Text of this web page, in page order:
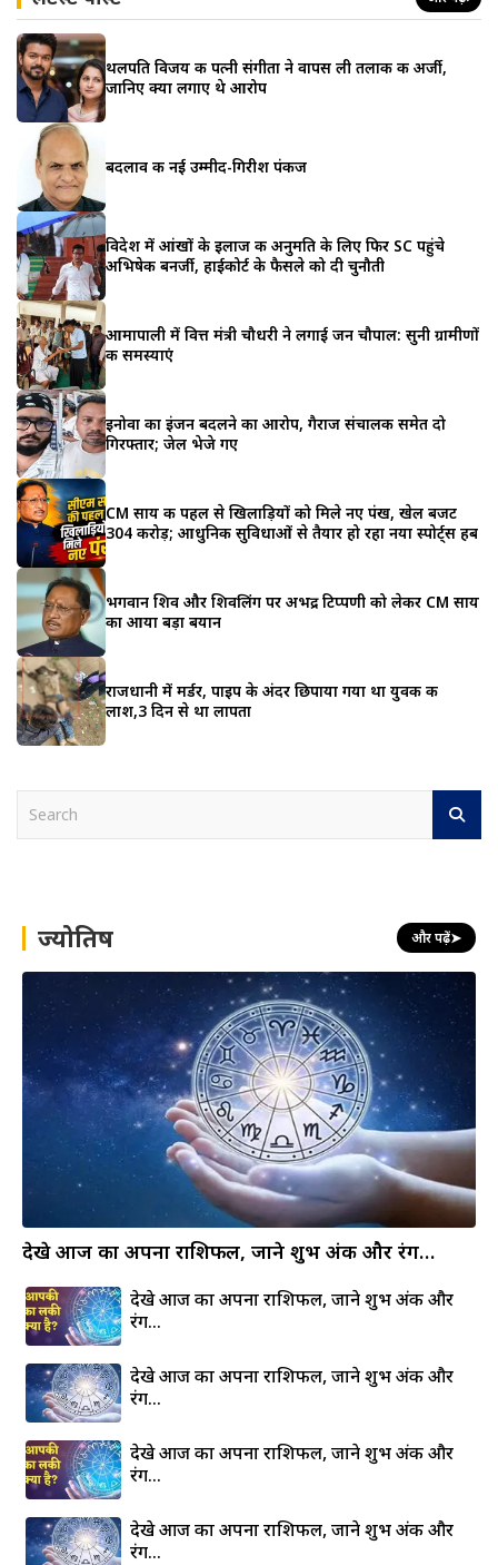
थलपति विजय की पत्नी संगीता ने वापस ली तलाक की अर्जी,
जानिए क्या लगाए थे आरोप
बदलाव की नई उम्मीद-गिरीश पंकज
विदेश में आंखों के इलाज की अनुमति के लिए फिर SC पहुंचे
अभिषेक बनर्जी, हाईकोर्ट के फैसले को दी चुनौती
आमापाली में वित्त मंत्री चौधरी ने लगाई जन चौपाल: सुनी ग्रामीणों
की समस्याएं
इनोवा का इंजन बदलने का आरोप, गैराज संचालक समेत दो
गिरफ्तार; जेल भेजे गए
CM साय की पहल से खिलाड़ियों को मिले नए पंख, खेल बजट
₹304 करोड़; आधुनिक सुविधाओं से तैयार हो रहा नया स्पोर्ट्स हब
भगवान शिव और शिवलिंग पर अभद्र टिप्पणी को लेकर CM साय
का आया बड़ा बयान
राजधानी में मर्डर, पाइप के अंदर छिपाया गया था युवक की
लाश,3 दिन से था लापता
h ज्योतिष और पढ़ें➤
देखे आज का अपना राशिफल, जाने शुभ अंक और रंग…
देखे आज का अपना राशिफल, जाने शुभ अंक और
रंग…
देखे आज का अपना राशिफल, जाने शुभ अंक और
रंग…
देखे आज का अपना राशिफल, जाने शुभ अंक और
रंग…
देखे आज का अपना राशिफल, जाने शुभ अंक और
रंग…